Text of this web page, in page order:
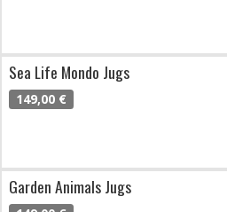
Sea Life Mondo Jugs
149,00 €
Garden Animals Jugs